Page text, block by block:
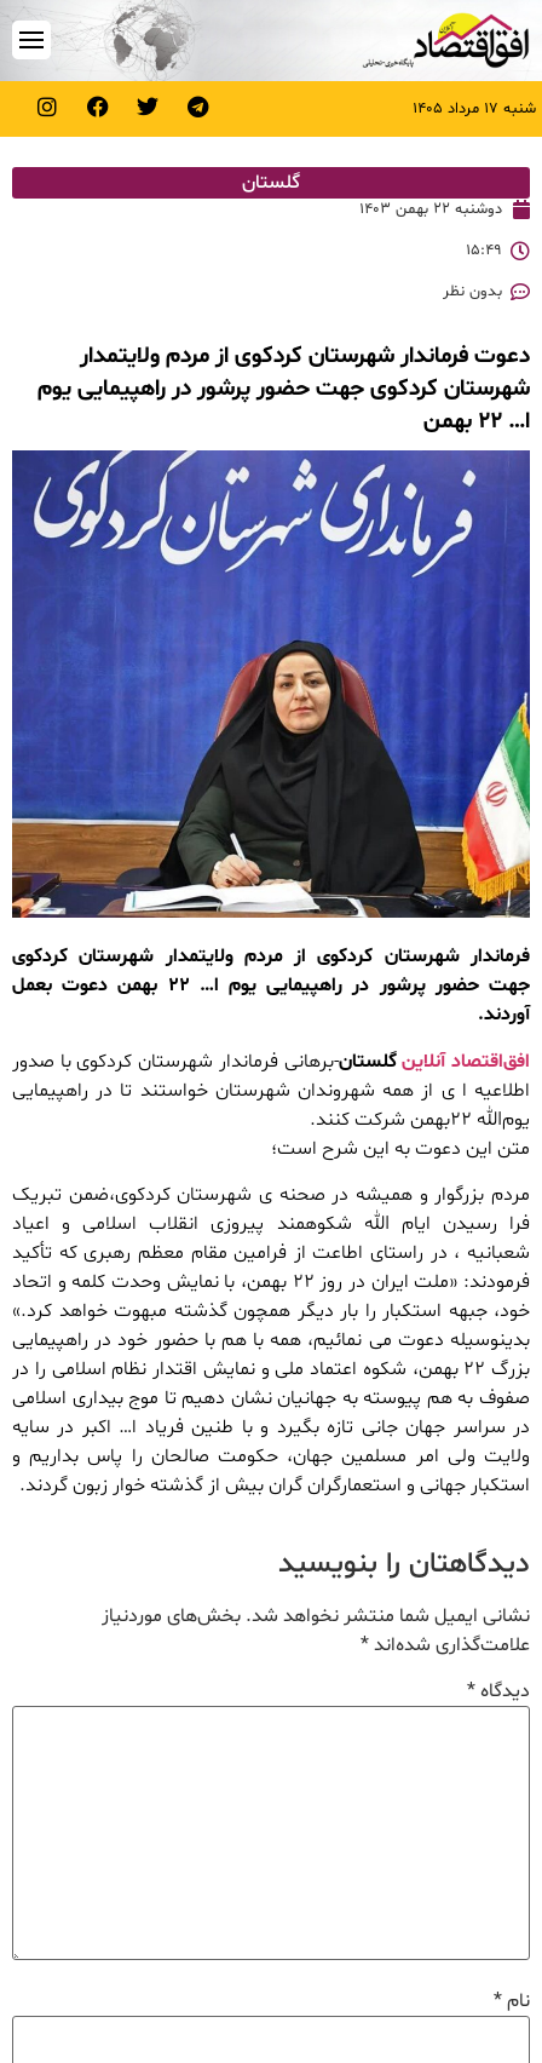
شنبه ۱۷ مرداد ۱۴۰۵
گلستان
دوشنبه ۲۲ بهمن ۱۴۰۳
۱۵:۴۹
بدون نظر
دعوت فرماندار شهرستان کردکوی از مردم ولایتمدار
شهرستان کردکوی جهت حضور پرشور در راهپیمایی یوم
ا… ۲۲ بهمن
فرماندار شهرستان کردکوی از مردم ولایتمدار شهرستان کردکوی
جهت حضور پرشور در راهپیمایی یوم ا… ۲۲ بهمن دعوت بعمل
آوردند.
افق‌اقتصاد آنلاینگلستان-برهانی فرماندار شهرستان کردکوی با صدور
اطلاعیه ا ی از همه شهروندان شهرستان خواستند تا در راهپیمایی
یوم‌الله ۲۲بهمن شرکت کنند.
متن این دعوت به این شرح است؛
مردم بزرگوار و همیشه در صحنه ی شهرستان کردکوی،ضمن تبریک
فرا رسیدن ایام الله شکوهمند پیروزی انقلاب اسلامی و اعیاد
شعبانیه ، در راستای اطاعت از فرامین مقام معظم رهبری که تأکید
فرمودند: «ملت ایران در روز ۲۲ بهمن، با نمایش وحدت کلمه و اتحاد
خود، جبهه استکبار را بار دیگر همچون گذشته مبهوت خواهد کرد.»
بدینوسیله دعوت می نمائیم، همه با هم با حضور خود در راهپیمایی
بزرگ ۲۲ بهمن، شکوه اعتماد ملی و نمایش اقتدار نظام اسلامی را در
صفوف به هم پیوسته به جهانیان نشان دهیم تا موج بیداری اسلامی
در سراسر جهان جانی تازه بگیرد و با طنین فریاد ا… اکبر در سایه
ولایت ولی امر مسلمین جهان، حکومت صالحان را پاس بداریم و
استکبار جهانی و استعمارگران گران بیش از گذشته خوار زبون گردند.
دیدگاهتان را بنویسید
نشانی ایمیل شما منتشر نخواهد شد. بخش‌های موردنیاز
علامت‌گذاری شده‌اند*
دیدگاه*
نام*